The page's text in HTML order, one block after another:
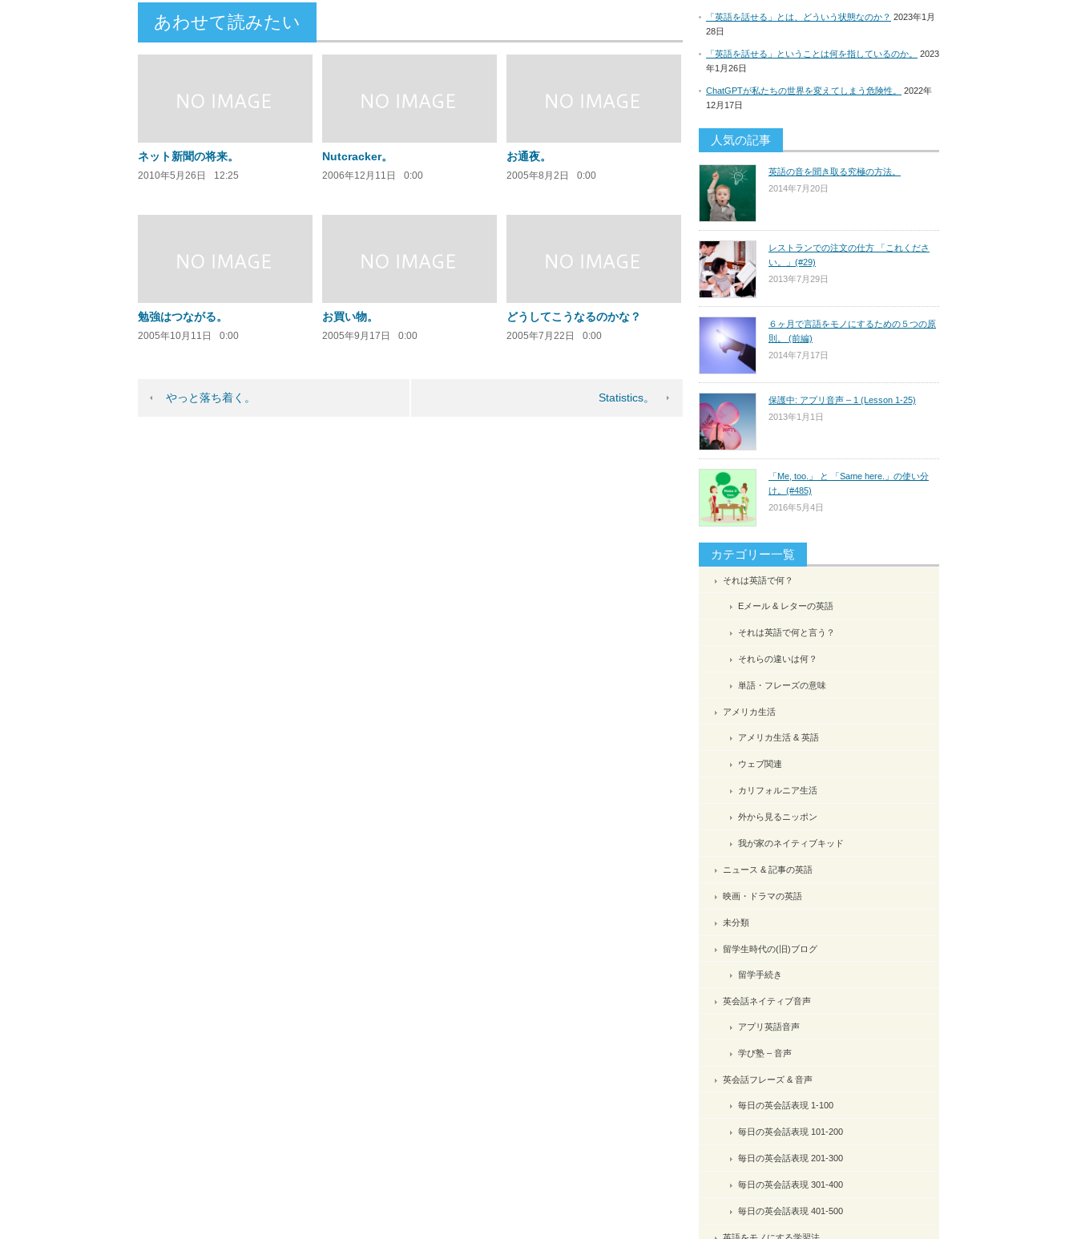
あわせて読みたい
ネット新聞の将来。
2010年5月26日 12:25
Nutcracker。
2006年12月11日 0:00
お通夜。
2005年8月2日 0:00
勉強はつながる。
2005年10月11日 0:00
お買い物。
2005年9月17日 0:00
どうしてこうなるのかな？
2005年7月22日 0:00
やっと落ち着く。 Statistics。
「英語を話せる」とは、どういう状態なのか？ 2023年1月
28日
「英語を話せる」ということは何を指しているのか。
2023
年1月26日
ChatGPTが私たちの世界を変えてしまう危険性。
2022年
12月17日
人気の記事
英語の音を聞き取る究極の方法。
2014年7月20日
レストランでの注文の仕方 「これくださ
い。」(#29)
2013年7月29日
６ヶ月で言語をモノにするための５つの原
則。 (前編)
2014年7月17日
保護中: アプリ音声 – 1 (Lesson 1-25)
2013年1月1日
「Me, too.」 と 「Same here.」の使い分
け。(#485)
2016年5月4日
カテゴリー一覧
それは英語で何？
Eメール & レターの英語
それは英語で何と言う？
それらの違いは何？
単語・フレーズの意味
アメリカ生活
アメリカ生活 & 英語
ウェブ関連
カリフォルニア生活
外から見るニッポン
我が家のネイティブキッド
ニュース & 記事の英語
映画・ドラマの英語
未分類
留学生時代の(旧)ブログ
留学手続き
英会話ネイティブ音声
アプリ英語音声
学び塾 – 音声
英会話フレーズ & 音声
毎日の英会話表現 1-100
毎日の英会話表現 101-200
毎日の英会話表現 201-300
毎日の英会話表現 301-400
毎日の英会話表現 401-500